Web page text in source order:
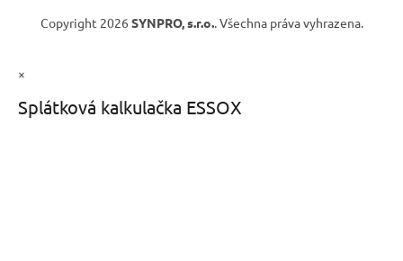
Copyright 2026 SYNPRO, s.r.o.. Všechna práva vyhrazena.
×
Splátková kalkulačka ESSOX